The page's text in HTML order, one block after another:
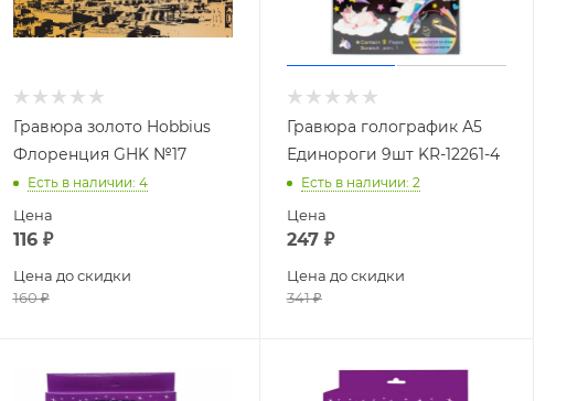
Гравюра золото Hobbius
Флоренция GHK №17
Есть в наличии: 4
Цена
116₽
Цена до скидки
160₽
Гравюра голографик А5
Единороги 9шт KR-12261-4
Есть в наличии: 2
Цена
247₽
Цена до скидки
341₽